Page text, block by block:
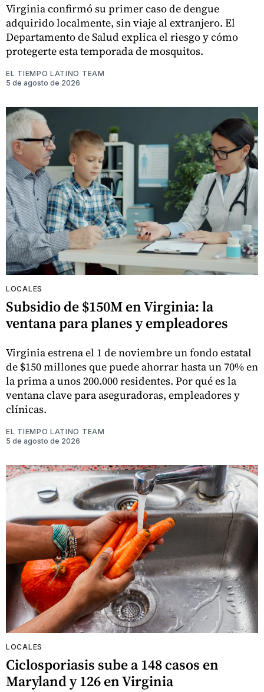
Virginia confirmó su primer caso de dengue
adquirido localmente, sin viaje al extranjero. El
Departamento de Salud explica el riesgo y cómo
protegerte esta temporada de mosquitos.
EL TIEMPO LATINO TEAM
5 de agosto de 2026
LOCALES
Subsidio de $150M en Virginia: la
ventana para planes y empleadores
Virginia estrena el 1 de noviembre un fondo estatal
de $150 millones que puede ahorrar hasta un 70% en
la prima a unos 200.000 residentes. Por qué es la
ventana clave para aseguradoras, empleadores y
clínicas.
EL TIEMPO LATINO TEAM
5 de agosto de 2026
LOCALES
Ciclosporiasis sube a 148 casos en
Maryland y 126 en Virginia